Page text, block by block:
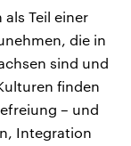
Teil einer
die in
sind und
finden
– und
Integration